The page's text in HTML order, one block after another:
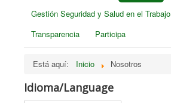
Gestión Seguridad y Salud en el Trabajo
Transparencia
Participa
Está aquí: Inicio Nosotros
Idioma/Language